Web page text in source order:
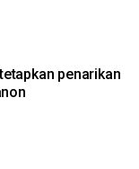
penarikan